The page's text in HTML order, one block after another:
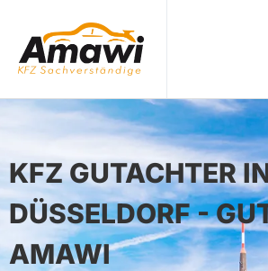
KFZ GUTACHTER
DÜSSELDORF -
AMAWI